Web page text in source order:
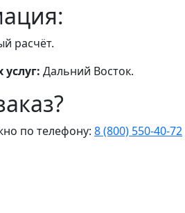
расчёт.
Дальний Восток.
по телефону: 8 (800) 550-40-72